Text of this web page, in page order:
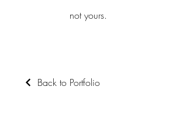
not yours.
Back to Portfolio